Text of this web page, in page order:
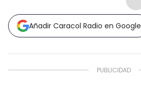
Añadir Caracol Radio en Google